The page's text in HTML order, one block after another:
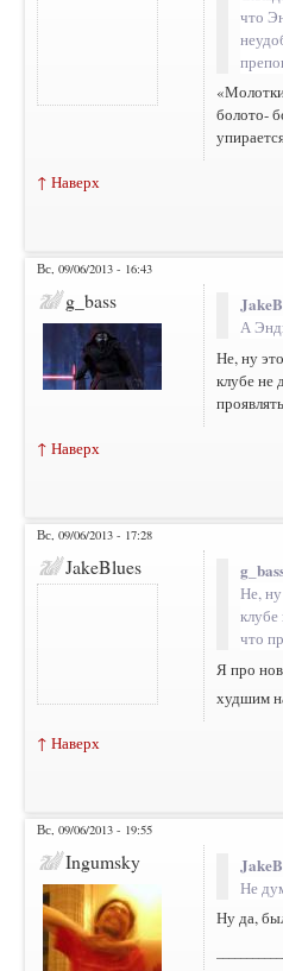
что
болото-
↑ Наверх
Вс, 09/06/2013 - 16:43
g_bass
А
Не, ну
клубе не
↑ Наверх
Вс, 09/06/2013 - 17:28
JakeBlues
Не,
клубе
что
Я про
худшим
↑ Наверх
Вс, 09/06/2013 - 19:55
Ingumsky
Не
Ну да,